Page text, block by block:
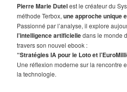
h
e
r
c
h
e
Pierre Marie Dutelest le créateur du
méthode Terbox,une approche unique
Passionné par l’analyse, il explore
l’intelligence artificielledans le monde
travers son nouvel ebook :
“Stratégies IA pour le Loto et
Une réflexion moderne sur la rencontre
la technologie.